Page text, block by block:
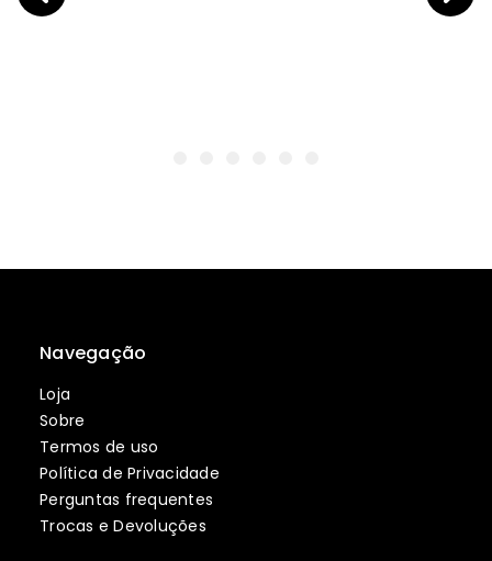
Navegação
Loja
Sobre
Termos de uso
Política de Privacidade
Perguntas frequentes
Trocas e Devoluções